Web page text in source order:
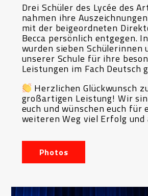
Drei Schüler des Lycée des
nahmen ihre
mit der beigeordneten
Becca persönlich entgegen.
wurden sieben Schülerinnen
unserer Schule für ihre
Leistungen im Fach Deutsch
Herzlichen Glückwunsch
großartigen Leistung! Wir
euch und wünschen euch für
weiteren Weg viel Erfolg und
Photos